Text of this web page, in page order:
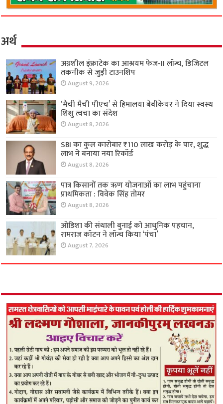
अर्थ
अग्रशील इंफ्राटेक का आश्रयम फेज-II लॉन्च, डिजिटल
तकनीक से जुड़ी टाउनशिप
August 9, 2026
‘मैची मैची पीएच’ से हिमालया बेबीकेयर ने दिया स्वस्थ
शिशु त्वचा का संदेश
August 8, 2026
SBI का कुल कारोबार ₹110 लाख करोड़ के पार, शुद्ध
लाभ ने बनाया नया रिकॉर्ड
August 8, 2026
पात्र किसानों तक ऋण योजनाओं का लाभ पहुंचाना
प्राथमिकता : विवेक सिंह तोमर
August 8, 2026
ओडिशा की संथाली बुनाई को आधुनिक पहचान,
रामराज कॉटन ने लॉन्च किया ‘पंचा’
August 7, 2026